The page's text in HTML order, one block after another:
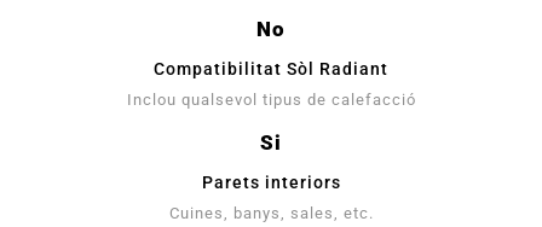
No
Compatibilitat Sòl Radiant
Inclou qualsevol tipus de calefacció
Si
Parets interiors
Cuines, banys, sales, etc.